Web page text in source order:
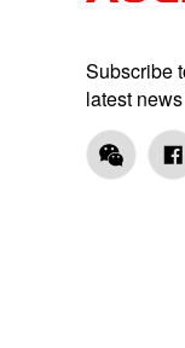
Subscribe
latest